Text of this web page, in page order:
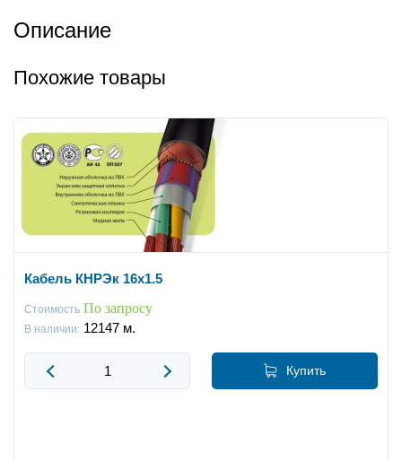
Описание
Похожие товары
Кабель КНРЭк 16x1.5
Стоимость По запросу
В наличии: 12147 м.
Купить